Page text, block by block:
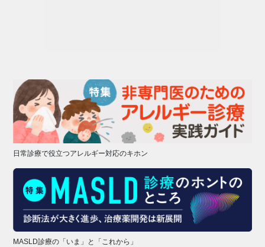
日常診療で役立つアレルギー対応のキホン
MASLD診療の「いま」と「これから」